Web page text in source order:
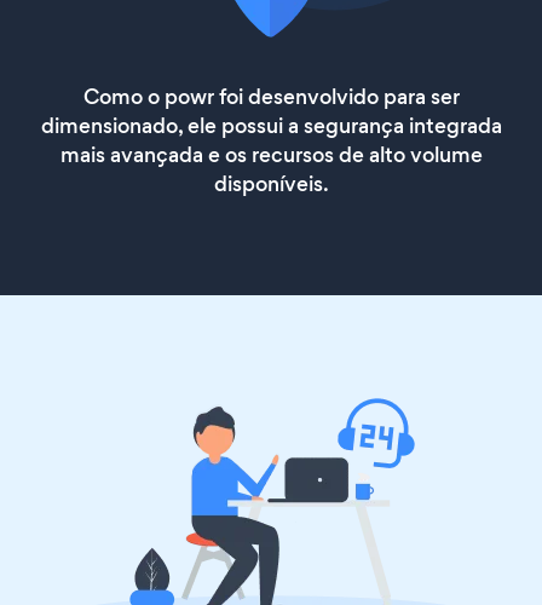
Como o powr foi desenvolvido para ser
dimensionado, ele possui a segurança integrada
mais avançada e os recursos de alto volume
disponíveis.